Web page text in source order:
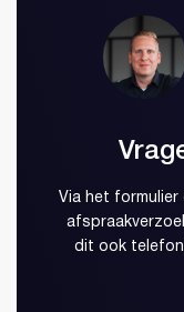
Account
Via het formulier
dit ook